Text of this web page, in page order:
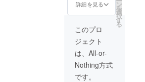
なか
スタン
プラ
リー
CF支援
者証 ※
チケッ
のみ※6
月迄の
支援者
に限る)
・第3回
まちな
か
ウォー
キング
詳細を見る ン
を
選
択
す
る
このプロ
ジェクト
は、All-or-
Nothing方式
です。